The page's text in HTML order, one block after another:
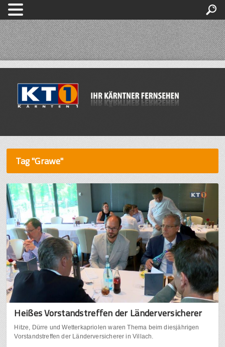
Tag "Grawe"
Heißes Vorstandstreffen der Länderversicherer
Hitze, Dürre und Wetterkapriolen waren Thema beim diesjährigen
Vorstandstreffen der Länderversicherer in Villach.